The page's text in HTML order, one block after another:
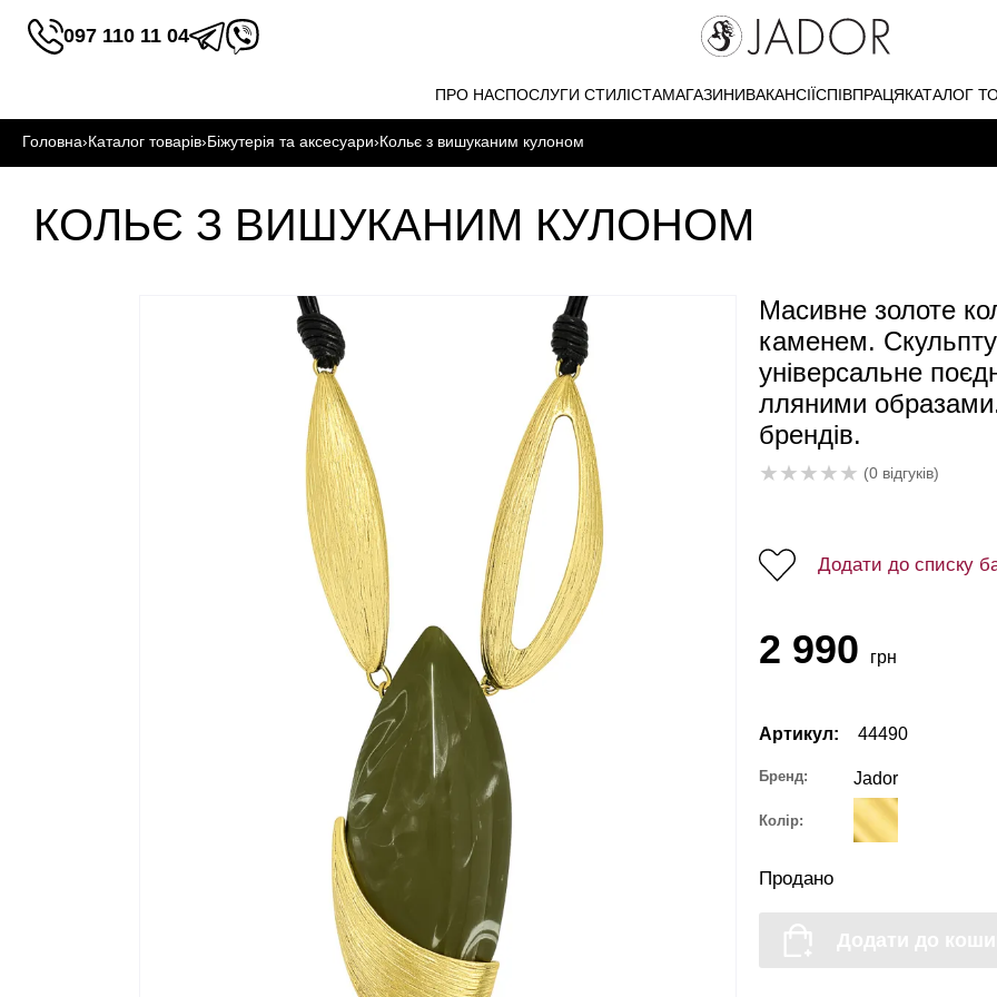
097 110 11 04
ПРО НАСПОСЛУГИ СТИЛІСТАМАГАЗИНИВАКАНСІЇСПІВПРАЦЯКАТАЛОГ
Головна›Каталог товарів›Біжутерія та аксесуари›Кольє з вишуканим кулоном
КОЛЬЄ З ВИШУКАНИМ КУЛОНОМ
Масивне золоте
каменем.
універсальне
лляними
брендів.
★★★★★ (0 відгуків)
Додати до списку
2 990 грн
Артикул: 44490
Бренд: Jador
Колір:
Продано
Додати до